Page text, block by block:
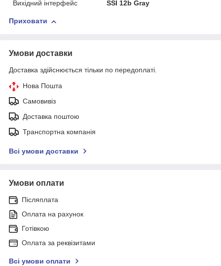
Вихідний інтерфейс
SSI 12b Gray
Приховати
Умови доставки
Доставка здійснюється тільки по передоплаті.
Нова Пошта
Самовивіз
Доставка поштою
Транспортна компанія
Всі умови доставки
Умови оплати
Післяплата
Оплата на рахунок
Готівкою
Оплата за реквізитами
Всі умови оплати